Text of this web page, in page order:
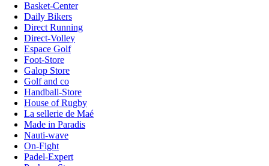
Basket-Center
Daily Bikers
Direct Running
Direct-Volley
Espace Golf
Foot-Store
Galop Store
Golf and co
Handball-Store
House of Rugby
La sellerie de Maé
Made in Paradis
Nauti-wave
On-Fight
Padel-Expert